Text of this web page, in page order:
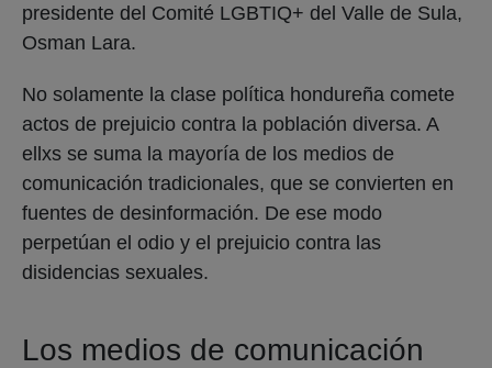
presidente del Comité LGBTIQ+ del Valle de Sula,
Osman Lara.
No solamente la clase política hondureña comete
actos de prejuicio contra la población diversa. A
ellxs se suma la mayoría de los medios de
comunicación tradicionales, que se convierten en
fuentes de desinformación. De ese modo
perpetúan el odio y el prejuicio contra las
disidencias sexuales.
Los medios de comunicación